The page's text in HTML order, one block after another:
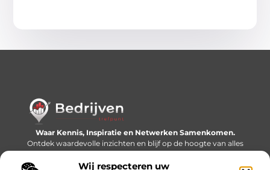
Wij respecteren uw
Waar Kennis, Inspiratie en Netwerken Samenkomen.
Ontdek waardevolle inzichten en blijf op de hoogte van alles
wat er speelt in de wereld.